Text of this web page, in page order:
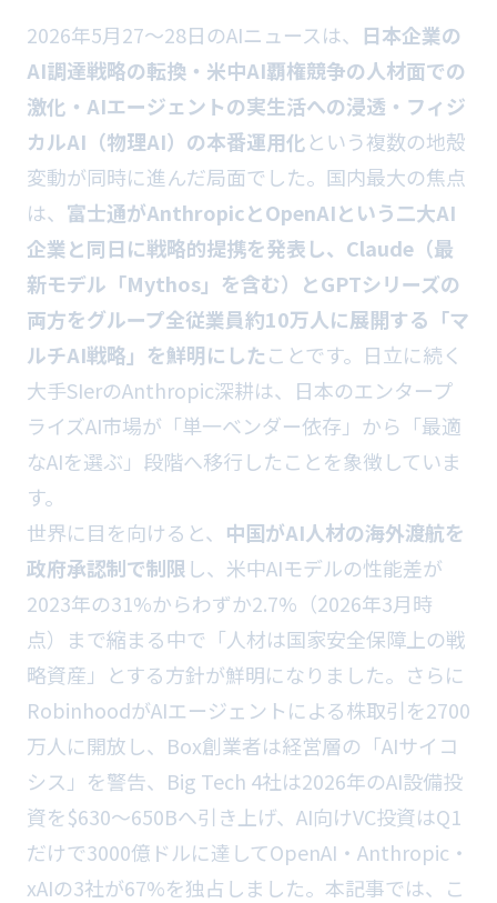
2026年5月27〜28日のAIニュースは、
日本企業の
AI調達戦略の転換・米中AI覇権競争の人材面での
激化・AIエージェントの実生活への浸透・フィジ
カルAI（物理AI）の本番運用化という複数の地殻
変動が同時に進んだ局面でした。国内最大の焦点
は、 富士通がAnthropicとOpenAIという二大AI
企業と同日に戦略的提携を発表し、Claude（最
新モデル「Mythos」を含む）とGPTシリーズの
両方をグループ全従業員約10万人に展開する「マ
ルチAI戦略」を鮮明にしたことです。日立に続く
大手SIerのAnthropic深耕は、日本のエンタープ
ライズAI市場が「単一ベンダー依存」から「最適
なAIを選ぶ」段階へ移行したことを象徴していま
す。
世界に目を向けると、 中国がAI人材の海外渡航を
政府承認制で制限し、米中AIモデルの性能差が
2023年の31%からわずか2.7%（2026年3月時
点）まで縮まる中で「人材は国家安全保障上の戦
略資産」とする方針が鮮明になりました。さらに
RobinhoodがAIエージェントによる株取引を2700
万人に開放し、Box創業者は経営層の「AIサイコ
シス」を警告、Big Tech 4社は2026年のAI設備投
資を$630〜650Bへ引き上げ、AI向けVC投資はQ1
だけで3000億ドルに達してOpenAI・Anthropic・
xAIの3社が67%を独占しました。本記事では、こ